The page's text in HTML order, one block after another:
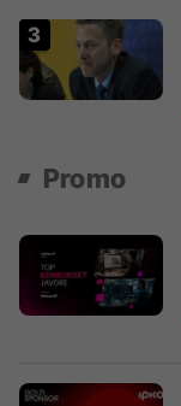
Promo